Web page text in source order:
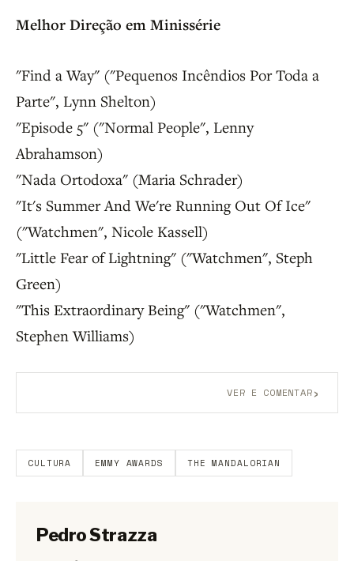
Melhor Direção em Minissérie
"Find a Way" ("Pequenos Incêndios Por Toda a
Parte", Lynn Shelton)
"Episode 5" ("Normal People", Lenny
Abrahamson)
"Nada Ortodoxa" (Maria Schrader)
"It's Summer And We're Running Out Of Ice"
("Watchmen", Nicole Kassell)
"Little Fear of Lightning" ("Watchmen", Steph
Green)
"This Extraordinary Being" ("Watchmen",
Stephen Williams)
VER E COMENTAR›
CULTURA EMMY AWARDS THE MANDALORIAN
Pedro Strazza